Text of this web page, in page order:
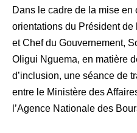
Dans le cadre de la mise
orientations du Président de
et Chef du Gouvernement,
Oligui Nguema, en matière
d’inclusion, une séance de
entre le Ministère des
l’Agence Nationale des